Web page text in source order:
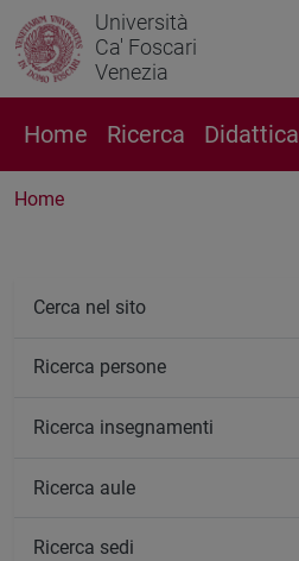
Università
Ca' Foscari
Venezia
Home Ricerca Didattica
Home
Cerca nel sito
Ricerca persone
Ricerca insegnamenti
Ricerca aule
Ricerca sedi